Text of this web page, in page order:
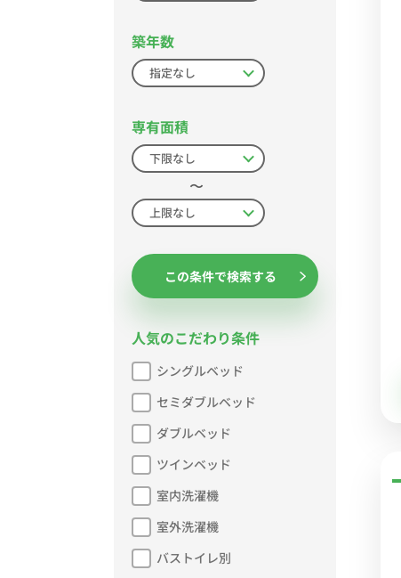
築年数
専有面積
〜
この条件で検索する
人気のこだわり条件
シングルベッド
セミダブルベッド
ダブルベッド
ツインベッド
室内洗濯機
室外洗濯機
バストイレ別